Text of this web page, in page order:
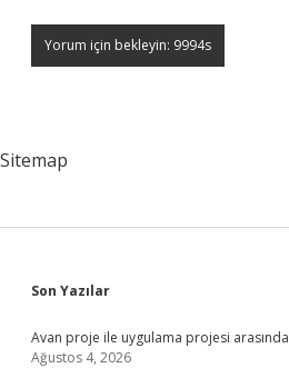
Sitemap
Sidebar
Son Yazılar
Avan proje ile uygulama projesi
Ağustos 4, 2026